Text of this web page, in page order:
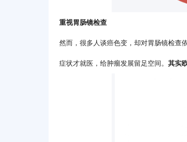
重视胃肠镜检查
然而，很多人谈癌色变，却对胃肠镜检查
症状才就医，给肿瘤发展留足空间。其实